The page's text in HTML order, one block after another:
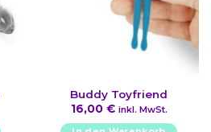
Buddy Toyfriend
16,00 € inkl. MwSt.